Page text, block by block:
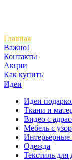
Главная
Важно!
Контакты
Акции
Как купить
Идеи
Идеи
Ткани и
Видео с
Мебель с
Интерьерные
Одежда
Текстиль для